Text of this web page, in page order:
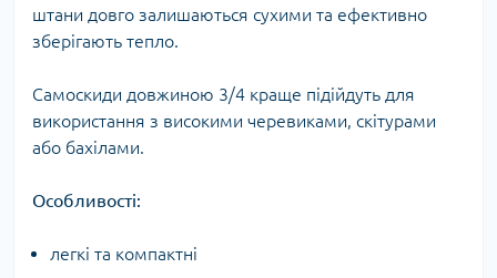
штани довго залишаються сухими та ефективно
зберігають тепло.
Самоскиди довжиною 3/4 краще підійдуть для
використання з високими черевиками, скітурами
або бахілами.
Особливості:
легкі та компактні